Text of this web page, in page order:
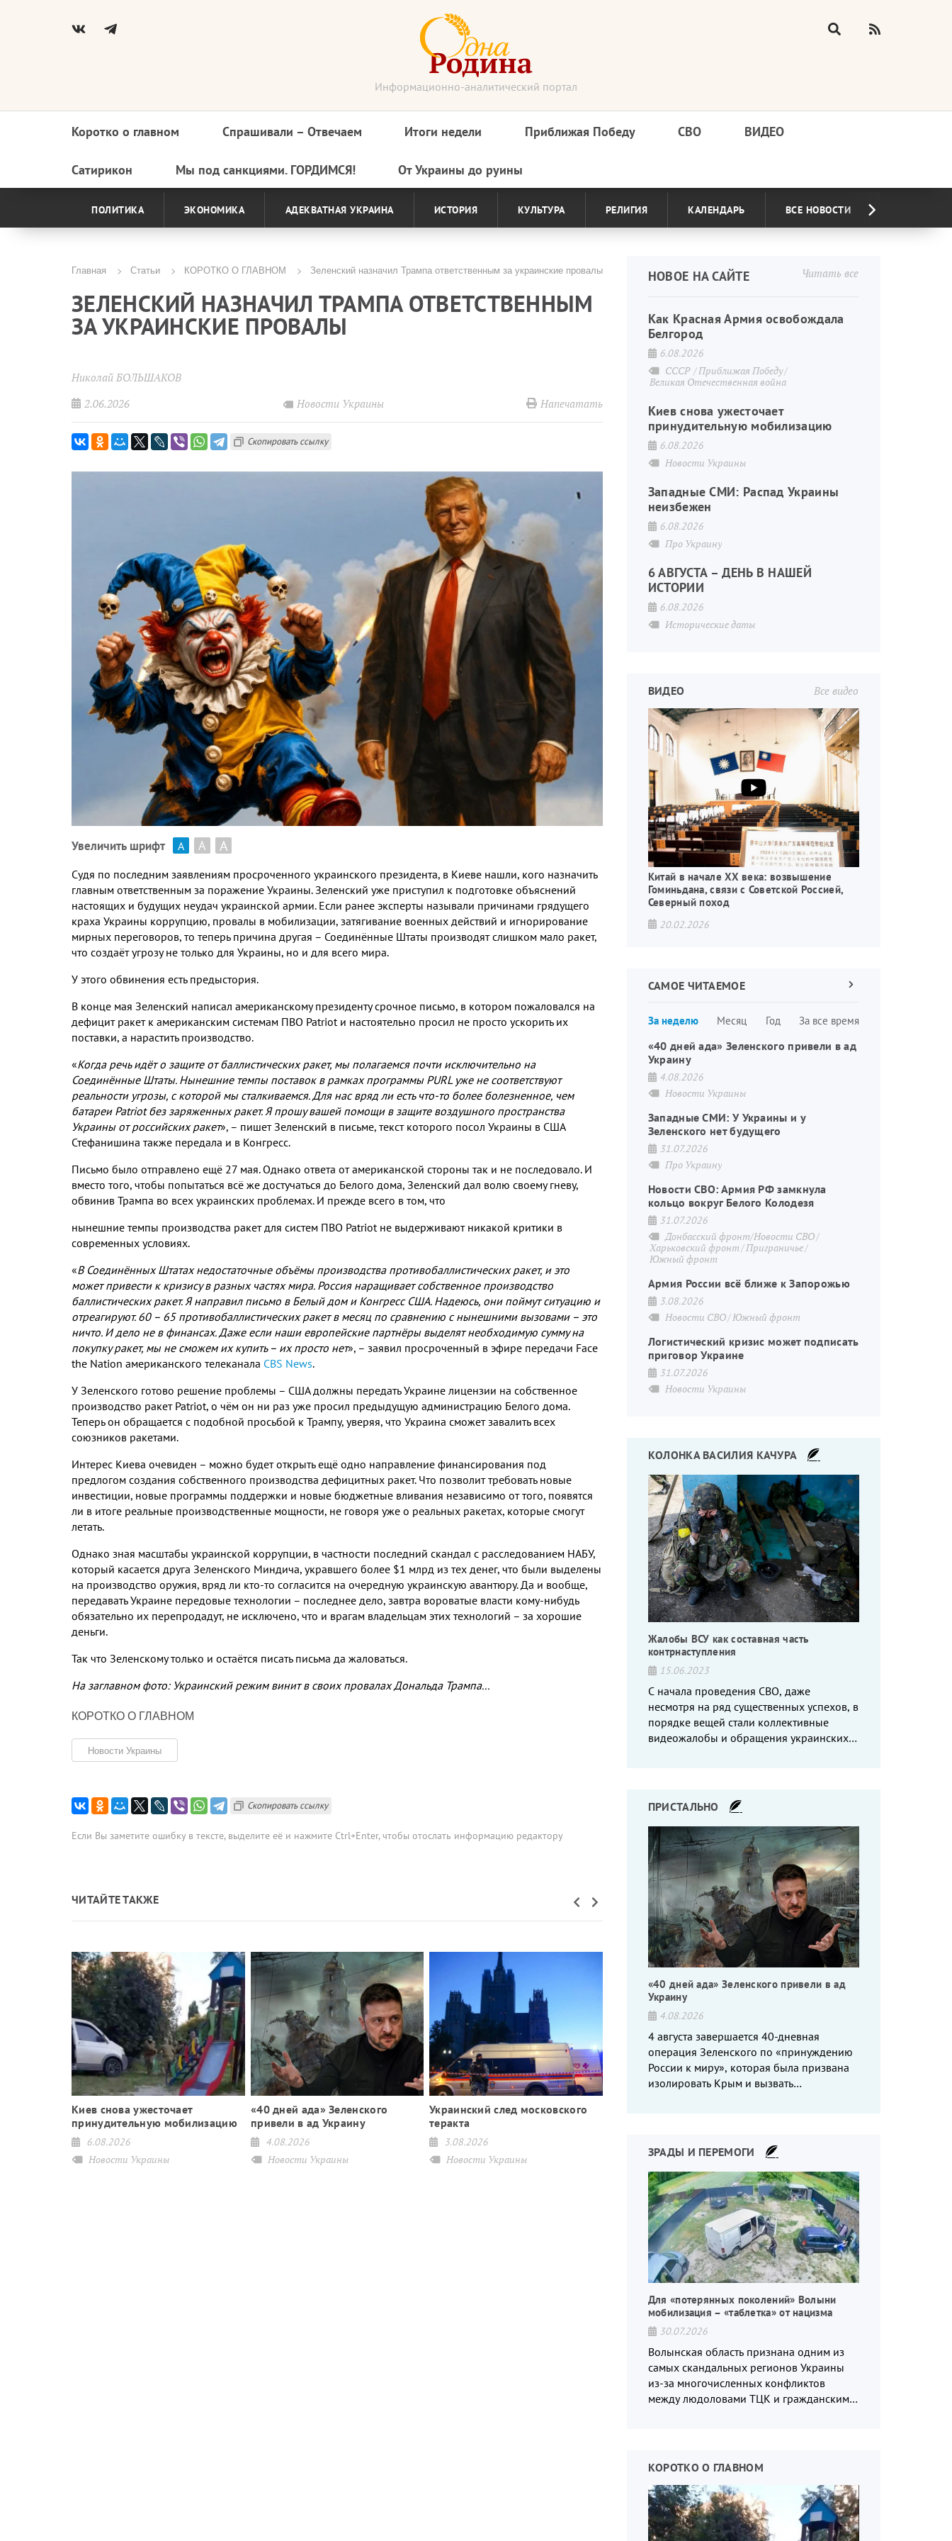
Информационно-аналитический портал
Основная
навигация
Коротко о главном Спрашивали – Отвечаем Итоги недели Приближая Победу СВО ВИДЕО
Сатирикон Мы под санкциями. ГОРДИМСЯ! От Украины до руины
ПОЛИТИКА ЭКОНОМИКА АДЕКВАТНАЯ УКРАИНА ИСТОРИЯ КУЛЬТУРА РЕЛИГИЯ КАЛЕНДАРЬ ВСЕ НОВОСТИ
Строка
навигации
Главная Статьи КОРОТКО О ГЛАВНОМ Зеленский назначил Трампа ответственным за украинские провалы
ЗЕЛЕНСКИЙ НАЗНАЧИЛ ТРАМПА ОТВЕТСТВЕННЫМ
ЗА УКРАИНСКИЕ ПРОВАЛЫ
Николай БОЛЬШАКОВ
2.06.2026
Новости Украины Напечатать
Скопировать ссылку
Увеличить шрифт А А А
Судя по последним заявлениям просроченного украинского президента, в Киеве нашли, кого назначить
главным ответственным за поражение Украины.Зеленский уже приступил к подготовке объяснений
настоящих и будущих неудач украинской армии. Если ранее эксперты называли причинами грядущего
краха Украины коррупцию, провалы в мобилизации, затягивание военных действий и игнорирование
мирных переговоров, то теперь причина другая – Соединённые Штаты производят слишком мало ракет,
что создаёт угрозу не только для Украины, но и для всего мира.
У этого обвинения есть предыстория.
В конце мая Зеленский написал американскому президенту срочное письмо, в котором пожаловался на
дефицит ракет к американским системам ПВО Patriot и настоятельно просил не просто ускорить их
поставки, а нарастить производство.
«Когда речь идёт о защите от баллистических ракет, мы полагаемся почти исключительно на
Соединённые Штаты. Нынешние темпы поставок в рамках программы PURL уже не соответствуют
реальности угрозы, с которой мы сталкиваемся.Для нас вряд ли есть что-то более болезненное, чем
батареи Patriotбез заряженных ракет.Я прошу вашей помощи в защите воздушного пространства
Украины от российских ракет», – пишет Зеленский в письме, текст которого посол Украины в США
Стефанишина также передала и в Конгресс.
Письмо было отправлено ещё 27 мая.Однако ответа от американской стороны так и не последовало. И
вместо того, чтобы попытаться всё же достучаться до Белого дома, Зеленский дал волю своему гневу,
обвинив Трампа во всех украинских проблемах. И прежде всего в том, что
нынешние темпы производства ракет для систем ПВО Patriot не выдерживают никакой критики в
современных условиях.
«В Соединённых Штатах недостаточные объёмы производства противобаллистических ракет, и это
может привести к кризису в разных частях мира. Россия наращивает собственное производство
баллистических ракет.Я направил письмо в Белый дом и Конгресс США. Надеюсь, они поймут ситуацию и
отреагируют. 60 – 65 противобаллистических ракет в месяц по сравнению с нынешними вызовами – это
ничто. И дело не в финансах.Даже если наши европейские партнёры выделят необходимую сумму на
покупку ракет, мы не сможем их купить – их просто нет», – заявил просроченный в эфире передачи Face
the Nation американского телеканала CBS News.
У Зеленского готово решение проблемы – США должны передать Украине лицензии на собственное
производство ракет Patriot, о чём он ни раз уже просил предыдущую администрацию Белого дома.
Теперь он обращается с подобной просьбой к Трампу, уверяя, что Украина сможет завалить всех
союзников ракетами.
Интерес Киева очевиден – можно будет открыть ещё одно направление финансирования под
предлогом создания собственного производства дефицитных ракет. Что позволит требовать новые
инвестиции, новые программы поддержки и новые бюджетные вливания независимо от того, появятся
ли в итоге реальные производственные мощности, не говоря уже о реальных ракетах, которые смогут
летать.
Однако зная масштабы украинской коррупции, в частности последний скандал с расследованием НАБУ,
который касается друга Зеленского Миндича, укравшего более $1 млрд из тех денег, что были выделены
на производство оружия, вряд ли кто-то согласится на очередную украинскую авантюру. Да и вообще,
передавать Украине передовые технологии – последнее дело, завтра вороватые власти кому-нибудь
обязательно их перепродадут, не исключено, что и врагам владельцам этих технологий – за хорошие
деньги.
Так что Зеленскому только и остаётся писать письма да жаловаться.
На заглавном фото: Украинский режим винит в своих провалах Дональда Трампа...
КОРОТКО О ГЛАВНОМ
Новости Украины
Скопировать ссылку
Если Вы заметите ошибку в тексте, выделите её и нажмите Ctrl+Enter, чтобы отослать информацию редактору
ЧИТАЙТЕ ТАКЖЕ
Киев снова ужесточает
принудительную мобилизацию
6.08.2026
Новости Украины
«40 дней ада» Зеленского
привели в ад Украину
4.08.2026
Новости Украины
Украинский след московского
теракта
3.08.2026
Новости Украины
Читать все
НОВОЕ НА САЙТЕ
Как Красная Армия освобождала
Белгород
6.08.2026
СССР Приближая Победу
Великая Отечественная война
Киев снова ужесточает
принудительную мобилизацию
6.08.2026
Новости Украины
Западные СМИ: Распад Украины
неизбежен
6.08.2026
Про Украину
6 АВГУСТА – ДЕНЬ В НАШЕЙ
ИСТОРИИ
6.08.2026
Исторические даты
Все видео
ВИДЕО
Китай в начале XX века: возвышение
Гоминьдана, связи с Советской Россией,
Северный поход
20.02.2026
САМОЕ ЧИТАЕМОЕ
За неделю Месяц Год За все времястраниц
Следующая
«40 дней ада» Зеленского привели в ад
Украину
4.08.2026
Новости Украины
Западные СМИ: У Украины и у
Зеленского нет будущего
31.07.2026
Про Украину
Новости СВО: Армия РФ замкнула
кольцо вокруг Белого Колодезя
31.07.2026
Донбасский фронт/Новости СВО
Харьковский фронт Приграничье
Южный фронт
Армия России всё ближе к Запорожью
3.08.2026
Новости СВО Южный фронт
Логистический кризис может подписать
приговор Украине
31.07.2026
Новости Украины
КОЛОНКА ВАСИЛИЯ КАЧУРА
Жалобы ВСУ как составная часть
контрнаступления
15.06.2023
С начала проведения СВО, даже
несмотря на ряд существенных успехов, в
порядке вещей стали коллективные
видеожалобы и обращения украинских
ПРИСТАЛЬНО
«40 дней ада» Зеленского привели в ад
Украину
4.08.2026
4 августа завершается 40-дневная
операция Зеленского по «принуждению
России к миру», которая была призвана
изолировать Крым и вызвать
ЗРАДЫ И ПЕРЕМОГИ
Для «потерянных поколений» Волыни
мобилизация – «таблетка» от нацизма
30.07.2026
Волынская область признана одним из
самых скандальных регионов Украины
из-за многочисленных конфликтов
между людоловами ТЦК и гражданским
КОРОТКО О ГЛАВНОМ